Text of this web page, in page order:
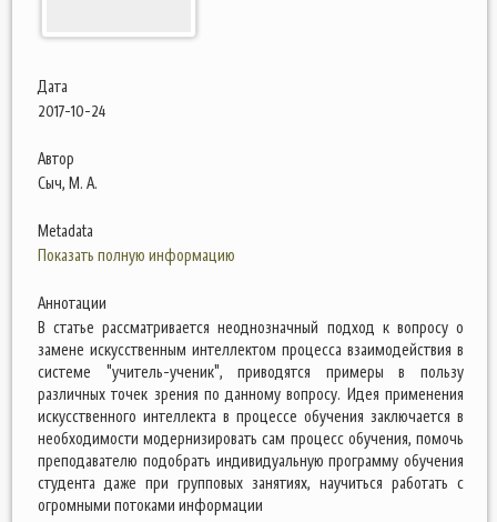
Дата
2017-10-24
Автор
Сыч, М. А.
Metadata
Показать полную информацию
Аннотации
В статье рассматривается неоднозначный подход к вопросу о
замене искусственным интеллектом процесса взаимодействия в
системе "учитель-ученик", приводятся примеры в пользу
различных точек зрения по данному вопросу. Идея применения
искусственного интеллекта в процессе обучения заключается в
необходимости модернизировать сам процесс обучения, помочь
преподавателю подобрать индивидуальную программу обучения
студента даже при групповых занятиях, научиться работать с
огромными потоками информации